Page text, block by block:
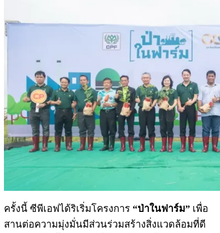
ครั้งนี้ ซีพีเอฟได้ริเริ่มโครงการ “ป่าในฟาร์ม” เพื่อ
สานต่อความมุ่งมั่นมีส่วนร่วมสร้างสิ่งแวดล้อมที่ดี